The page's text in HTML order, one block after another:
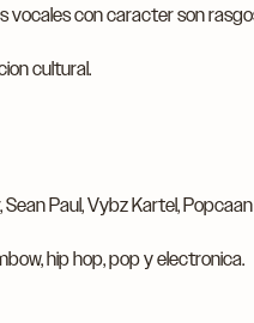
vocales con caracter son
cultural.
Sean Paul, Vybz Kartel,
hip hop, pop y electronica.